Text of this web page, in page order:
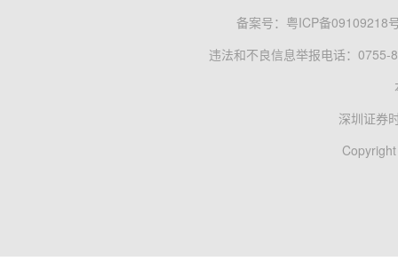
备案号： 粤ICP备09109218
违法和不良信息举报电话：0755-
深圳证券